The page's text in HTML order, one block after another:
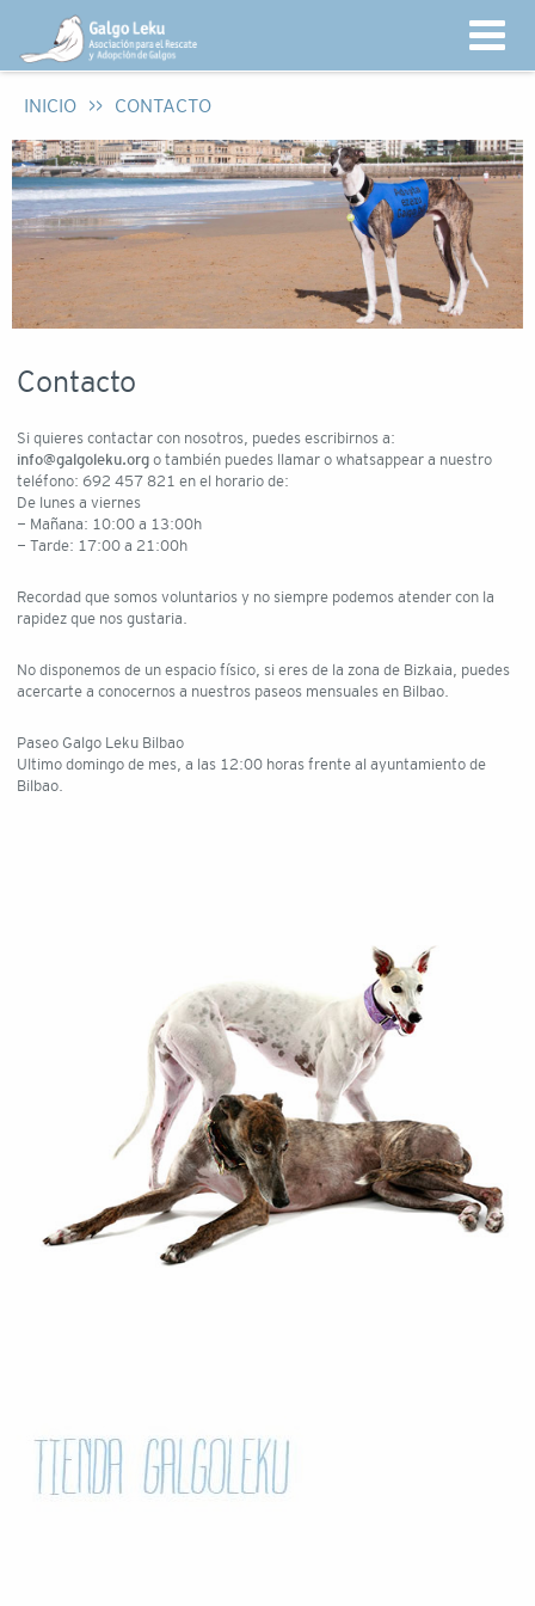
INICIO >> CONTACTO
Contacto
Si quieres contactar con nosotros, puedes escribirnos a:
info@galgoleku.orgo también puedes llamar o whatsappear a nuestro
teléfono: 692 457 821 en el horario de:
De lunes a viernes
- Mañana: 10:00 a 13:00h
- Tarde: 17:00 a 21:00h
Recordad que somos voluntarios y no siempre podemos atender con la
rapidez que nos gustaria.
No disponemos de un espacio físico, si eres de la zona de Bizkaia, puedes
acercarte a conocernos a nuestros paseos mensuales en Bilbao.
Paseo Galgo Leku Bilbao
Ultimo domingo de mes, a las 12:00 horas frente al ayuntamiento de
Bilbao.